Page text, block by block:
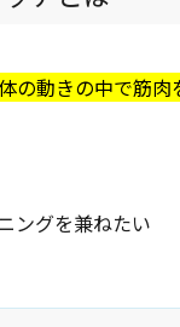
の動きの中で筋
ングを兼ねたい